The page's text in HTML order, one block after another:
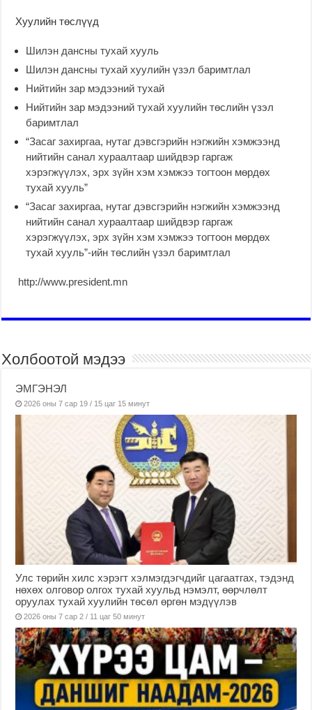
Хуулийн төслүүд
Шилэн дансны тухай хууль
Шилэн дансны тухай хуулийн үзэл баримтлал
Нийтийн зар мэдээний тухай
Нийтийн зар мэдээний тухай хуулийн төслийн үзэл
баримтлал
“Засаг захиргаа, нутаг дэвсгэрийн нэгжийн хэмжээнд
нийтийн санал хураалтаар шийдвэр гаргаж
хэрэгжүүлэх, эрх зүйн хэм хэмжээ тогтоон мөрдөх
тухай хууль”
“Засаг захиргаа, нутаг дэвсгэрийн нэгжийн хэмжээнд
нийтийн санал хураалтаар шийдвэр гаргаж
хэрэгжүүлэх, эрх зүйн хэм хэмжээ тогтоон мөрдөх
тухай хууль”-ийн төслийн үзэл баримтлал
http://www.president.mn
Холбоотой мэдээ
ЭМГЭНЭЛ
2026 оны 7 сар 19 / 15 цаг 15 минут
Улс төрийн хилс хэрэгт хэлмэгдэгчдийг цагаатгах, тэдэнд
нөхөх олговор олгох тухай хуульд нэмэлт, өөрчлөлт
оруулах тухай хуулийн төсөл өргөн мэдүүлэв
2026 оны 7 сар 2 / 11 цаг 50 минут